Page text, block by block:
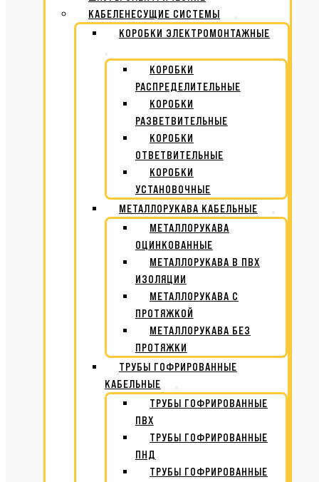
КАБЕЛЕНЕСУЩИЕ СИСТЕМЫ
КОРОБКИ ЭЛЕКТРОМОНТАЖНЫЕ
КОРОБКИ
РАСПРЕДЕЛИТЕЛЬНЫЕ
КОРОБКИ
РАЗВЕТВИТЕЛЬНЫЕ
КОРОБКИ
ОТВЕТВИТЕЛЬНЫЕ
КОРОБКИ
УСТАНОВОЧНЫЕ
МЕТАЛЛОРУКАВА КАБЕЛЬНЫЕ
МЕТАЛЛОРУКАВА
ОЦИНКОВАННЫЕ
МЕТАЛЛОРУКАВА В ПВХ
ИЗОЛЯЦИИ
МЕТАЛЛОРУКАВА С
ПРОТЯЖКОЙ
МЕТАЛЛОРУКАВА БЕЗ
ПРОТЯЖКИ
ТРУБЫ ГОФРИРОВАННЫЕ
КАБЕЛЬНЫЕ
ТРУБЫ ГОФРИРОВАННЫЕ
ПВХ
ТРУБЫ ГОФРИРОВАННЫЕ
ПНД
ТРУБЫ ГОФРИРОВАННЫЕ